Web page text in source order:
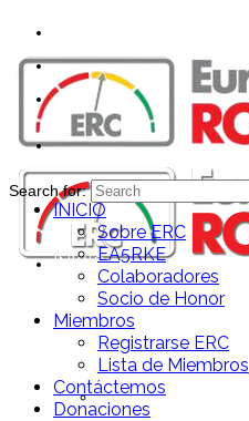
Search for:
INICIO
Sobre ERC
INICIO
Sobre ERC
EA5RKE
Colaboradores
Socio de Honor
Miembros
Registrarse ERC
Lista de Miembros
Contáctemos
Donaciones